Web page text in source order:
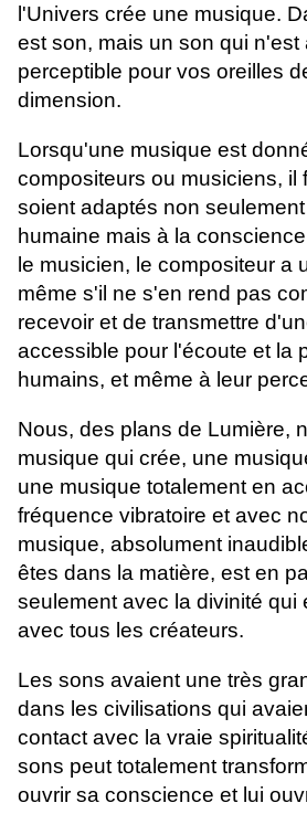
l'Univers crée une musique.
est son, mais un son qui n'est
perceptible pour vos oreilles
dimension.
Lorsqu'une musique est
compositeurs ou musiciens, il
soient adaptés non
humaine mais à la
le musicien, le compositeur a
même s'il ne s'en rend pas
recevoir et de transmettre
accessible pour l'écoute et la
humains, et même à leur
Nous, des plans de Lumière,
musique qui crée, une
une musique totalement en
fréquence vibratoire et avec
musique, absolument
êtes dans la matière, est en
seulement avec la divinité qui
avec tous les créateurs.
Les sons avaient une très
dans les civilisations qui
contact avec la vraie
sons peut totalement
ouvrir sa conscience et lui